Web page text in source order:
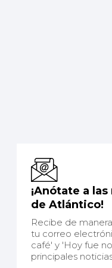
¡Anótate a
de Atlántico!
Recibe de
tu correo
café' y 'Hoy fue
principales